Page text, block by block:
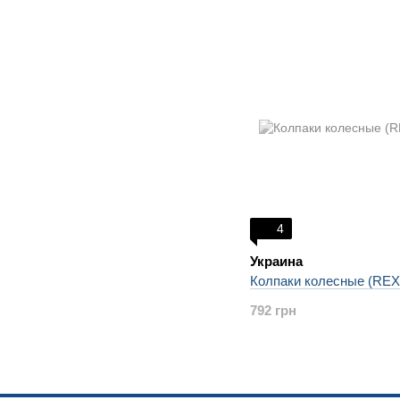
4
Украина
Колпаки колесные
792 грн